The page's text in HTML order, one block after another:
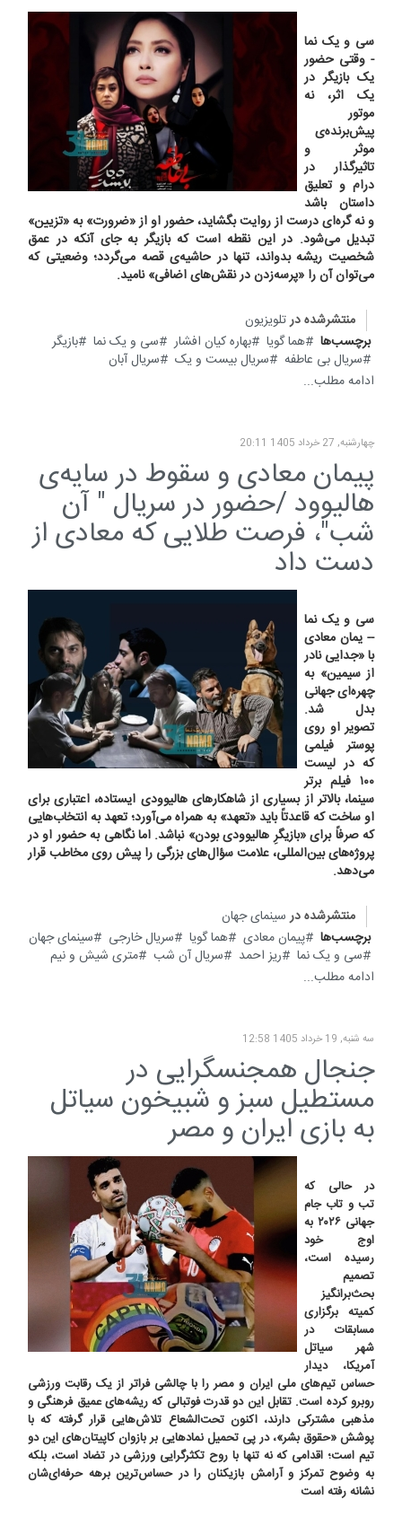
سی و یک نما
- وقتی حضور
یک بازیگر در
یک اثر، نه
موتور
پیش‌برنده‌ی
موثر و
تاثیرگذار در
درام و تعلیق
داستان باشد
و نه گره‌ای درست از روایت بگشاید، حضور او از «ضرورت» به «تزیین»
تبدیل می‌شود. در این نقطه است که بازیگر به جای آنکه در عمق
شخصیت ریشه بدواند، تنها در حاشیه‌ی قصه می‌گردد؛ وضعیتی که
می‌توان آن را «پرسه‌زدن در نقش‌های اضافی» نامید.
منتشرشده درتلویزیون
برچسب‌ها
هما گویا بهاره کیان افشار سی و یک نما
بازیگر
سریال بی عاطفه
سریال بیست و یک
سریال آبان
ادامه مطلب...
چهارشنبه, 27 خرداد 1405 20:11
پیمان معادی و سقوط در سایه‌ی
هالیوود /حضور در سریال " آن
شب"، فرصت طلایی که معادی از
دست داد
سی و یک نما
-- یمان معادی
با «جدایی نادر
از سیمین» به
چهره‌ای جهانی
بدل شد.
تصویر او روی
پوستر فیلمی
که در لیست
۱۰۰ فیلم برتر
سینما، بالاتر از بسیاری از شاهکارهای هالیوودی ایستاده، اعتباری برای
او ساخت که قاعدتاً باید «تعهد» به همراه می‌آورد؛ تعهد به انتخاب‌هایی
که صرفاً برای «بازیگرِ هالیوودی بودن» نباشد. اما نگاهی به حضور او در
پروژه‌های بین‌المللی، علامت سؤال‌های بزرگی را پیش روی مخاطب قرار
می‌دهد.
منتشرشده در سینمای جهان
برچسب‌ها
پیمان معادی هما گویا سریال خارجی
سینمای جهان
سی و یک نما
ریز احمد سریال آن شب
متری شیش و نیم
ادامه مطلب...
سه شنبه, 19 خرداد 1405 12:58
جنجال همجنسگرایی در
مستطیل سبز و شبیخون سیاتل
به بازی ایران و مصر
در حالی که
تب و تاب جام
جهانی ۲۰۲۶ به
اوج خود
رسیده است،
تصمیم
بحث‌برانگیز
کمیته برگزاری
مسابقات در
شهر سیاتل
آمریکا، دیدار
حساس تیم‌های ملی ایران و مصر را با چالشی فراتر از یک رقابت ورزشی
روبرو کرده است. تقابل این دو قدرت فوتبالی که ریشه‌های عمیق فرهنگی و
مذهبی مشترکی دارند، اکنون تحت‌الشعاع تلاش‌هایی قرار گرفته که با
پوشش «حقوق بشر»، در پی تحمیل نمادهایی بر بازوان کاپیتان‌های این دو
تیم است؛ اقدامی که نه تنها با روح تکثرگرایی ورزشی در تضاد است، بلکه
به وضوح تمرکز و آرامش بازیکنان را در حساس‌ترین برهه حرفه‌ای‌شان
نشانه رفته است